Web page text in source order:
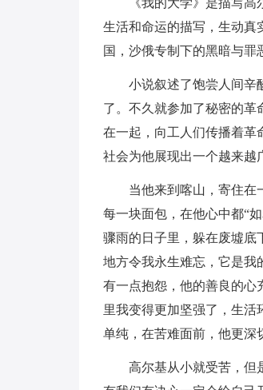
《我的大学》是描写
生活和命运的描写，生动真
国，沙俄专制下的黑暗与罪
小说叙述了饱尝人间辛
了。不久就参加了秘密的革
在一起，向工人们传播着
社会为他展现出一个越来越
当他来到喀山，寄住在
每一块面包，在他心中都“
骤雨的日子里，躲在废墟
地方令我永生难忘，它是我
有一点抱怨，他的善良的心
里我变得更加坚强了，生活
单纯，在苦难面前，他更深
高尔基从小就受苦，但